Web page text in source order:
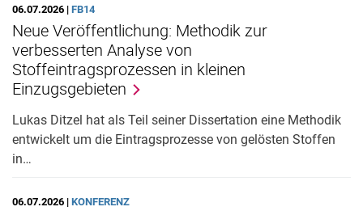
06.07.2026 | FB14
Neue Veröffentlichung: Methodik zur
verbesserten Analyse von
Stoffeintragsprozessen in kleinen
Einzugsgebieten
Lukas Ditzel hat als Teil seiner Dissertation eine Methodik
entwickelt um die Eintragsprozesse von gelösten Stoffen
in…
06.07.2026 | KONFERENZ